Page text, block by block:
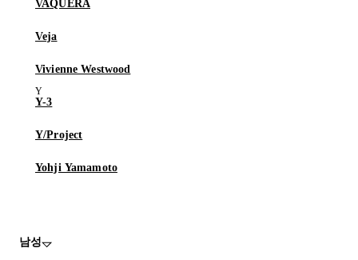
VAQUERA
Veja
Vivienne Westwood
Y-3
Y/Project
Yohji Yamamoto
남성